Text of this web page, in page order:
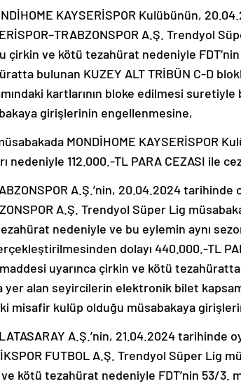
KAYSERİSPOR Kulübünün,
A.Ş. Trendyol
çirkin ve kötü tezahürat nedeniyle
bulunan KUZEY ALT TRİBÜN C-D
kartlarının bloke edilmesi
girişlerinin engellenmesine,
MONDİHOME KAYSERİSPOR
nedeniyle 112.000.-TL PARA CEZASI ile
A.Ş.’nin, 20.04.2024 tarihinde
A.Ş. Trendyol Süper Lig
nedeniyle ve bu eylemin aynı
dolayı 440.000.-TL
uyarınca çirkin ve kötü tezahüratta
yer alan seyircilerin elektronik bilet
misafir kulüp olduğu müsabakaya
A.Ş.’nin, 21.04.2024 tarihinde
FUTBOL A.Ş. Trendyol Süper Lig
kötü tezahürat nedeniyle FDT’nin 53/3.